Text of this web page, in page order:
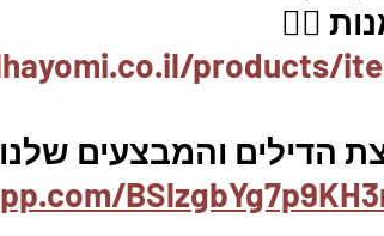
👇🏼
products/
הדילים והמבצעים שלנו